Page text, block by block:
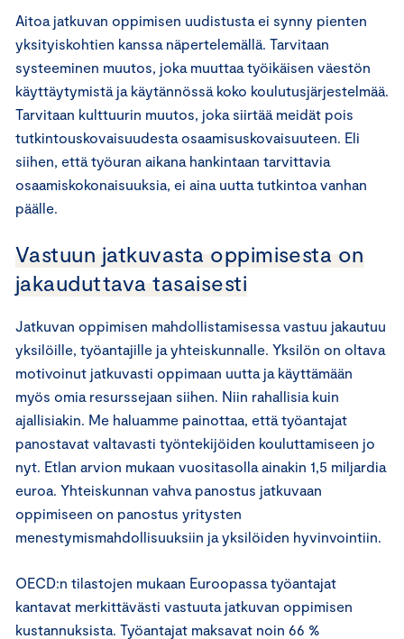
Aitoa jatkuvan oppimisen uudistusta ei synny pienten
yksityiskohtien kanssa näpertelemällä. Tarvitaan
systeeminen muutos, joka muuttaa työikäisen väestön
käyttäytymistä ja käytännössä koko koulutusjärjestelmää.
Tarvitaan kulttuurin muutos, joka siirtää meidät pois
tutkintouskovaisuudesta osaamisuskovaisuuteen. Eli
siihen, että työuran aikana hankintaan tarvittavia
osaamiskokonaisuuksia, ei aina uutta tutkintoa vanhan
päälle.
Vastuun jatkuvasta oppimisesta on
jakauduttava tasaisesti
Jatkuvan oppimisen mahdollistamisessa vastuu jakautuu
yksilöille, työantajille ja yhteiskunnalle. Yksilön on oltava
motivoinut jatkuvasti oppimaan uutta ja käyttämään
myös omia resurssejaan siihen. Niin rahallisia kuin
ajallisiakin. Me haluamme painottaa, että työantajat
panostavat valtavasti työntekijöiden kouluttamiseen jo
nyt. Etlan arvion mukaan vuositasolla ainakin 1,5 miljardia
euroa. Yhteiskunnan vahva panostus jatkuvaan
oppimiseen on panostus yritysten
menestymismahdollisuuksiin ja yksilöiden hyvinvointiin.
OECD:n tilastojen mukaan Euroopassa työantajat
kantavat merkittävästi vastuuta jatkuvan oppimisen
kustannuksista. Työantajat maksavat noin 66 %